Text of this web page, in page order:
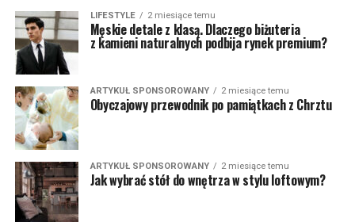
LIFESTYLE 2 miesiące temu
Męskie detale z klasą. Dlaczego biżuteria
z kamieni naturalnych podbija rynek premium?
ARTYKUŁ SPONSOROWANY 2 miesiące temu
Obyczajowy przewodnik po pamiątkach z Chrztu
ARTYKUŁ SPONSOROWANY 2 miesiące temu
Jak wybrać stół do wnętrza w stylu loftowym?